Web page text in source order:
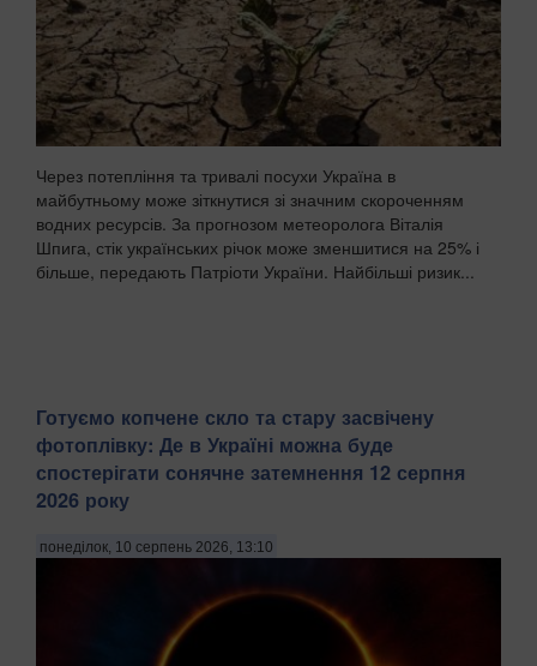
Через потепління та тривалі посухи Україна в
майбутньому може зіткнутися зі значним скороченням
водних ресурсів. За прогнозом метеоролога Віталія
Шпига, стік українських річок може зменшитися на 25% і
більше, передають Патріоти України. Найбільші ризик...
Готуємо копчене скло та стару засвічену
фотоплівку: Де в Україні можна буде
спостерігати сонячне затемнення 12 серпня
2026 року
понеділок, 10 серпень 2026, 13:10